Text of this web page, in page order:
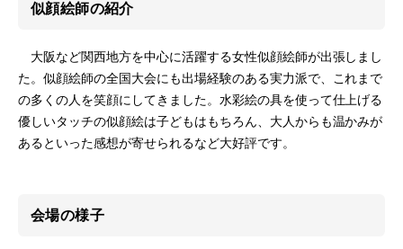
似顔絵師の紹介
大阪など関西地方を中心に活躍する女性似顔絵師が出張しまし
た。似顔絵師の全国大会にも出場経験のある実力派で、これまで
の多くの人を笑顔にしてきました。水彩絵の具を使って仕上げる
優しいタッチの似顔絵は子どもはもちろん、大人からも温かみが
あるといった感想が寄せられるなど大好評です。
会場の様子